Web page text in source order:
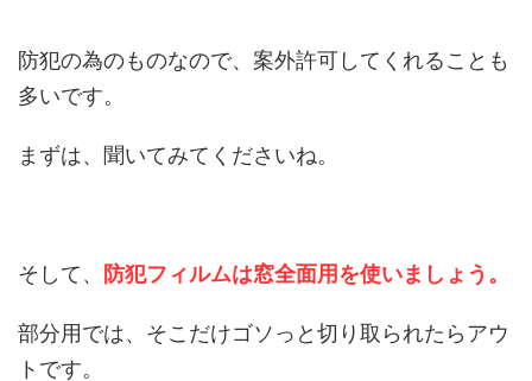
防犯の為のものなので、案外許可してくれることも
多いです。
まずは、聞いてみてくださいね。
そして、 防犯フィルムは窓全面用を使いましょう。
部分用では、そこだけゴソっと切り取られたらアウ
トです。